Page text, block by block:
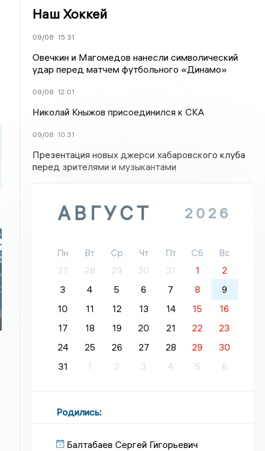
Наш Хоккей
09/08 15:31
Овечкин и Магомедов нанесли символический
удар перед матчем футбольного «Динамо»
09/08 12:01
Николай Кныжов присоединился к СКА
09/08 10:31
Презентация новых джерси хабаровского клуба
перед зрителями и музыкантами
АВГУСТ 2026
Пн Вт Ср Чт Пт Сб
Вс
27
28 29 30 31 1
2
3
4 5 6 7 8
9
10
11 12 13 14 15
16
17
18 19 20 21 22
23
24
25 26 27 28 29
30
31
1 2 3 4 5 6
Родились:
Балтабаев Сергей Гигорьевич